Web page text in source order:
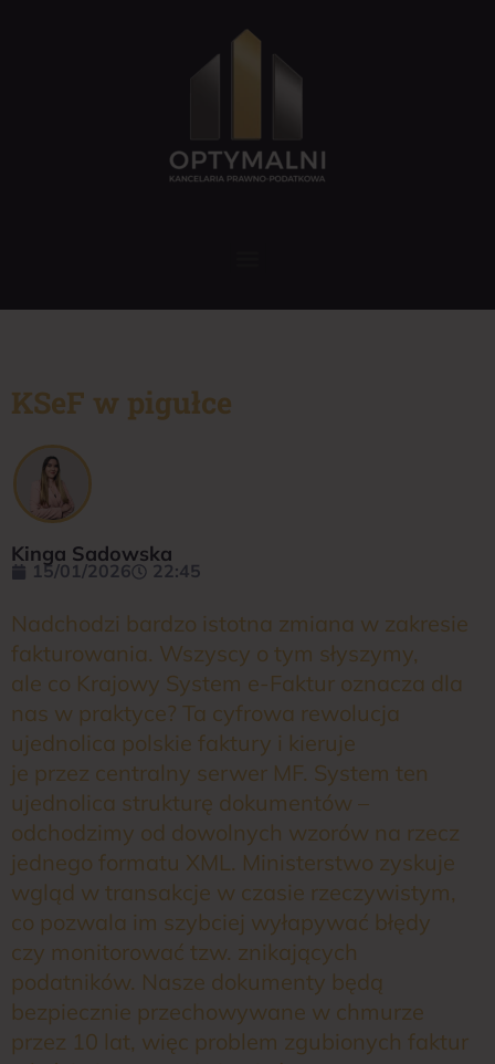
KSeF w pigułce
Kinga Sadowska
15/01/2026 22:45
Nadchodzi bardzo istotna zmiana w zakresie
fakturowania. Wszyscy o tym słyszymy,
ale co Krajowy System e-Faktur oznacza dla
nas w praktyce? Ta cyfrowa rewolucja
ujednolica polskie faktury i kieruje
je przez centralny serwer MF. System ten
ujednolica strukturę dokumentów –
odchodzimy od dowolnych wzorów na rzecz
jednego formatu XML. Ministerstwo zyskuje
wgląd w transakcje w czasie rzeczywistym,
co pozwala im szybciej wyłapywać błędy
czy monitorować tzw. znikających
podatników. Nasze dokumenty będą
bezpiecznie przechowywane w chmurze
przez 10 lat, więc problem zgubionych faktur